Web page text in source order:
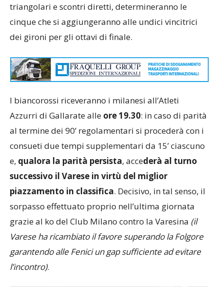
triangolari e scontri diretti, determineranno le
cinque che si aggiungeranno alle undici vincitrici
dei gironi per gli ottavi di finale.
: in caso di parità
al termine dei 90’ regolamentari si procederà con i
consueti due tempi supplementari da 15’ ciascuno
qualora la parità persista , acce
derà al turno
successivo il Varese in virtù del miglior
piazzamento in classifica
sorpasso effettuato proprio nell’ultima giornata
grazie al ko del Club Milano contro la Varesina
Varese ha ricambiato il favore superando la Folgore
garantendo alle Fenici un gap sufficiente ad evitare